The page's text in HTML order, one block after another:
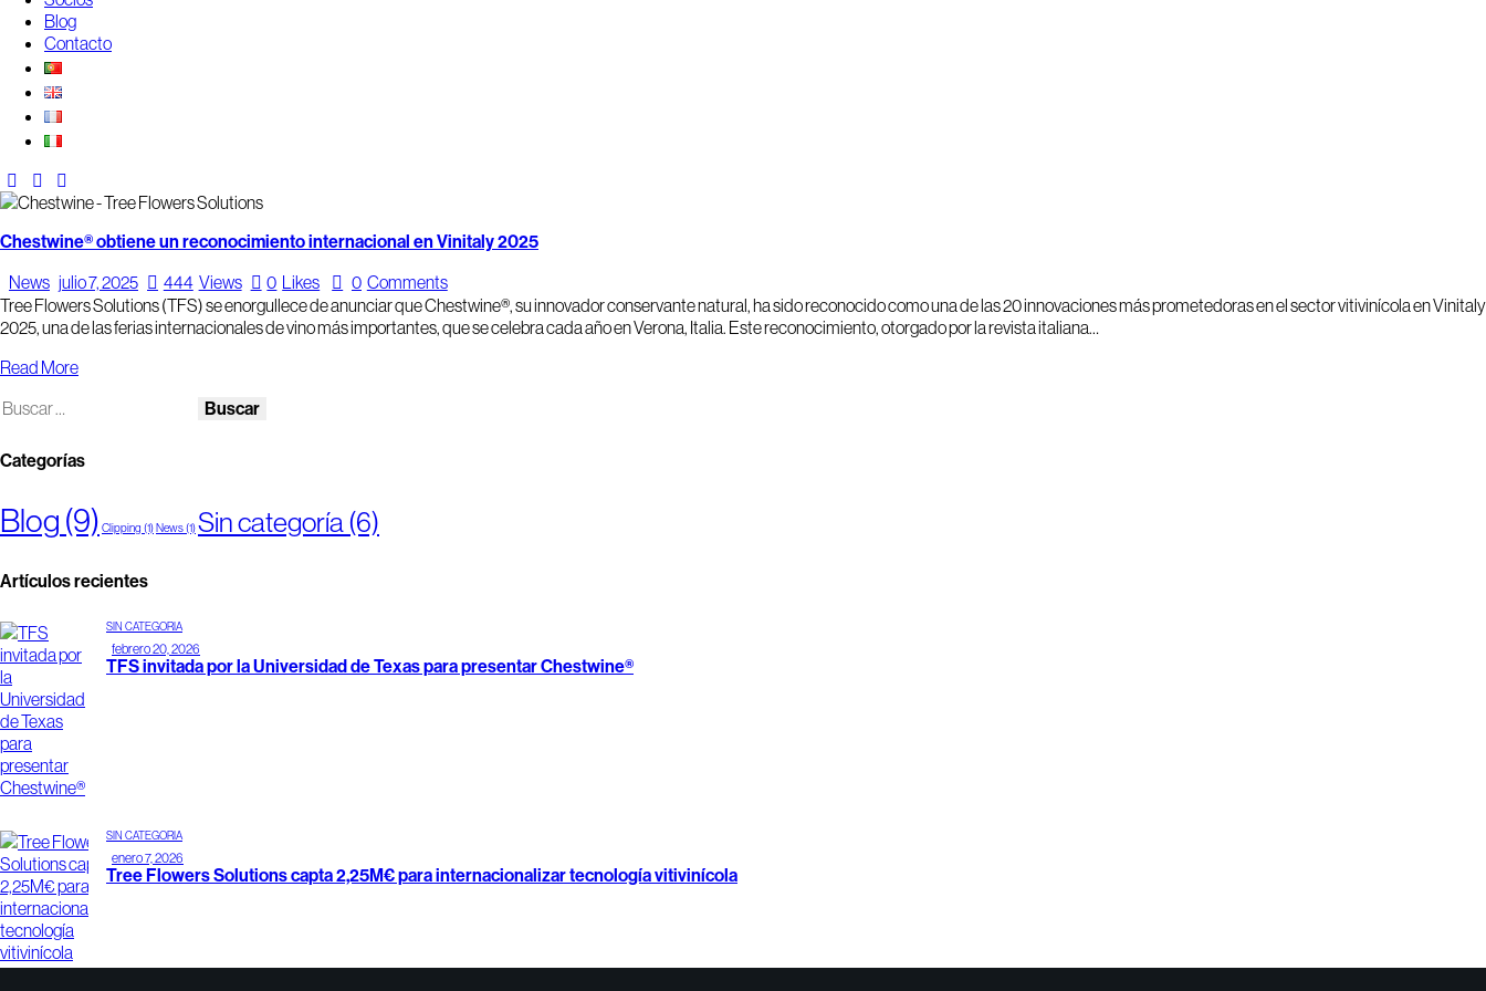
Blog
Contacto
Chestwine® obtiene un reconocimiento internacional en Vinitaly 2025
News julio 7, 2025 444 Views 0 Likes 0 Comments
Tree Flowers Solutions (TFS) se enorgullece de anunciar que Chestwine®, su innovador conservante natural, ha sido reconocido como una de las 20 innovaciones más prometedoras en el sector vitivinícola en Vinitaly
2025, una de las ferias internacionales de vino más importantes, que se celebra cada año en Verona, Italia. Este reconocimiento, otorgado por la revista italiana…
Read More
Categorías
Blog(9) Clipping (1)News(1)Sin categoría(6)
Artículos recientes
SIN CATEGORÍA
febrero 20, 2026
TFS invitada por la Universidad de Texas para presentar Chestwine®
SIN CATEGORÍA
enero 7, 2026
Tree Flowers Solutions capta 2,25M€ para internacionalizar tecnología vitivinícola